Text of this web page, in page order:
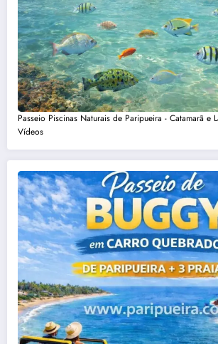
Passeio Piscinas Naturais de Paripueira - Catamarã e
Vídeos